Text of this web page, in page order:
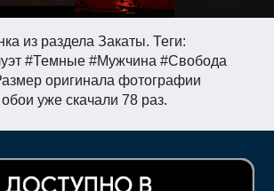
из раздела Закаты. Теги:
#Темные #Мужчина #Свобода
оригинала фотографии
уже скачали 78 раз.